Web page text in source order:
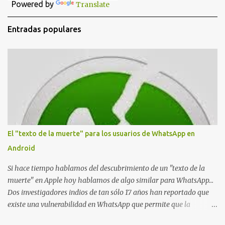
r
o
s
Powered by Translate
Entradas populares
El "texto de la muerte" para los usuarios de WhatsApp en
Android
Si hace tiempo hablamos del descubrimiento de un "texto de la
muerte" en Apple hoy hablamos de algo similar para WhatsApp...
Dos investigadores indios de tan sólo 17 años han reportado que
existe una vulnerabilidad en WhatsApp que permite que la